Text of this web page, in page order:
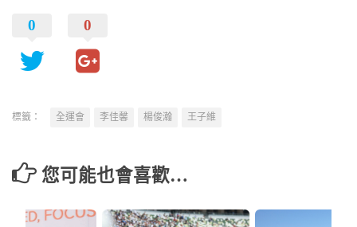
0 0
標籤： 全運會 李佳馨 楊俊瀚 王子維
您可能也會喜歡…